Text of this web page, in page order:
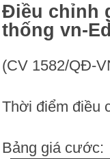
Điều chỉnh
thống vn-
(CV 1582/QĐ-
Thời điểm điều
Bảng giá cước: